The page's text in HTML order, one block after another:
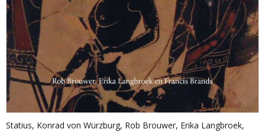
Statius, Konrad von Würzburg, Rob Brouwer, Erika Langbroek,